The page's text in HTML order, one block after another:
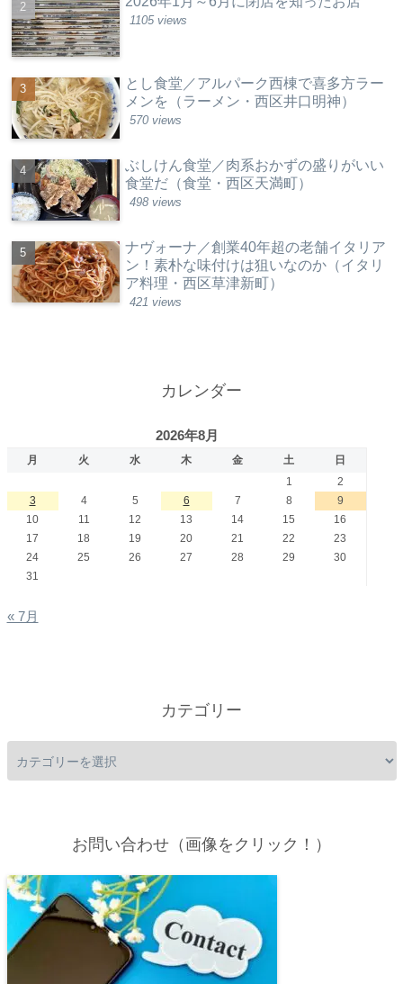
1105 views
とし食堂／アルパーク西棟で喜多方ラー
メンを（ラーメン・西区井口明神）
570 views
ぶしけん食堂／肉系おかずの盛りがいい
食堂だ（食堂・西区天満町）
498 views
ナヴォーナ／創業40年超の老舗イタリア
ン！素朴な味付けは狙いなのか（イタリ
ア料理・西区草津新町）
421 views
カレンダー
2026年8月
月 火 水 木 金 土
日
1
2
3
4 5 6 7 8
9
10
11 12 13 14 15
16
17
18 19 20 21 22
23
24
25 26 27 28 29
30
31
« 7月
カテゴリー
お問い合わせ（画像をクリック！）